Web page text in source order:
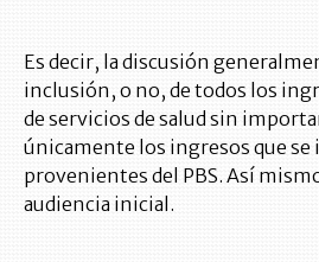
Es decir, la discusión
inclusión, o no, de todos los
de servicios de salud sin
únicamente los ingresos que se
provenientes del PBS. Así
audiencia inicial.